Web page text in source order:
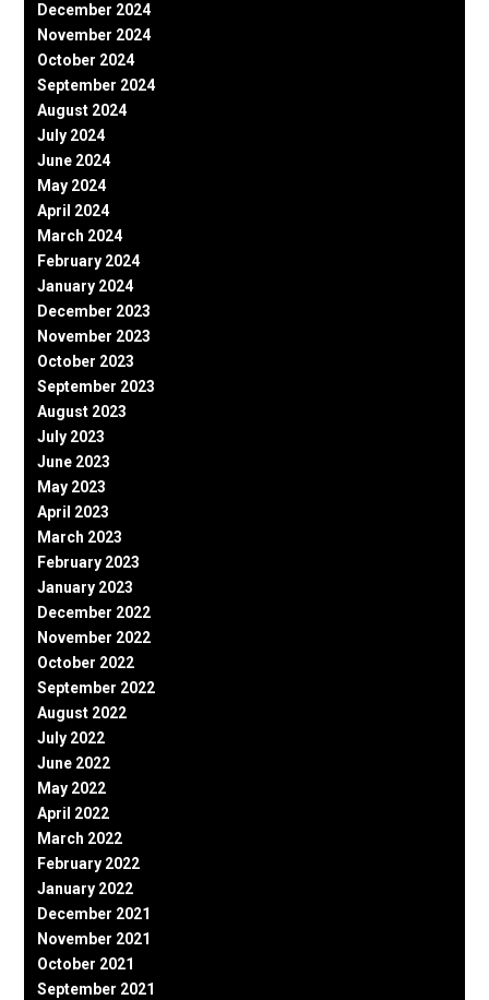
December 2024
November 2024
October 2024
September 2024
August 2024
July 2024
June 2024
May 2024
April 2024
March 2024
February 2024
January 2024
December 2023
November 2023
October 2023
September 2023
August 2023
July 2023
June 2023
May 2023
April 2023
March 2023
February 2023
January 2023
December 2022
November 2022
October 2022
September 2022
August 2022
July 2022
June 2022
May 2022
April 2022
March 2022
February 2022
January 2022
December 2021
November 2021
October 2021
September 2021